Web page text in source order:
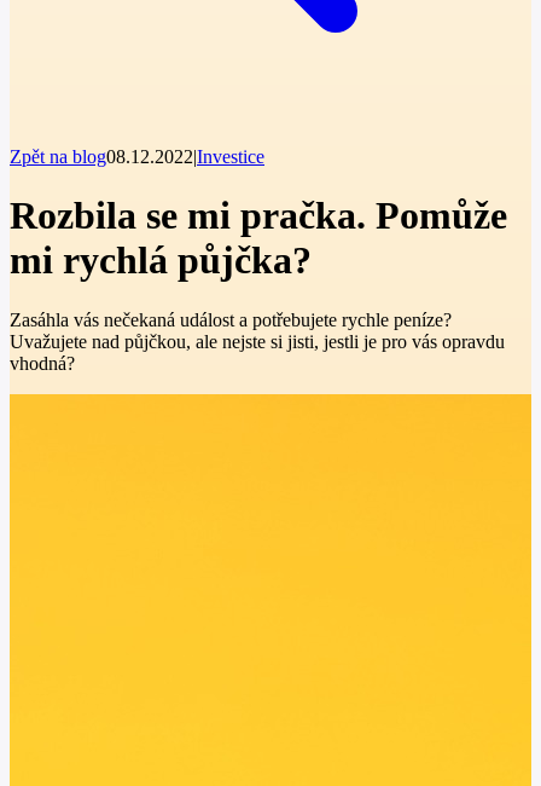
Zpět na blog08.12.2022|Investice
Rozbila se mi pračka. Pomůže
mi rychlá půjčka?
Zasáhla vás nečekaná událost a potřebujete rychle peníze?
Uvažujete nad půjčkou, ale nejste si jisti, jestli je pro vás opravdu
vhodná?